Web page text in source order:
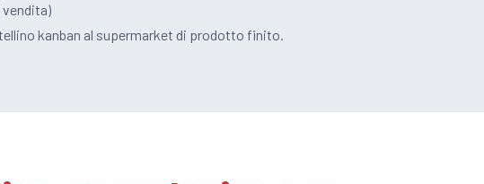
kanban al supermarket di prodotto finito.